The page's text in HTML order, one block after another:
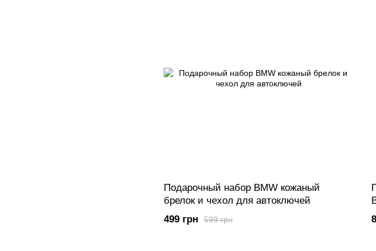
Подарочный набор BMW кожаный
брелок и чехол для автоключей
599 грн
499 грн